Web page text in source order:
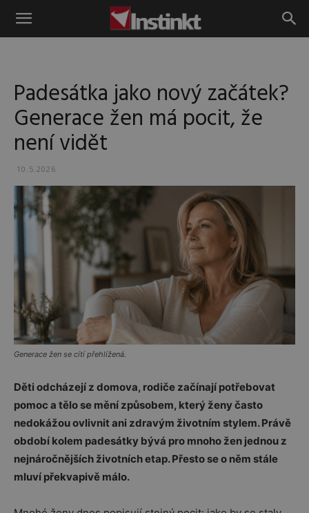
Instinkt
Padesátka jako nový začátek?
Generace žen má pocit, že
není vidět
10.5.2026
Generace žen se cítí přehlížená.
Děti odcházejí z domova, rodiče začínají potřebovat
pomoc a tělo se mění způsobem, který ženy často
nedokážou ovlivnit ani zdravým životním stylem. Právě
období kolem padesátky bývá pro mnoho žen jednou z
nejnáročnějších životních etap. Přesto se o něm stále
mluví překvapivě málo.